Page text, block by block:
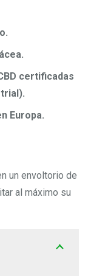
certificadas
Europa.
un envoltorio de
al máximo su